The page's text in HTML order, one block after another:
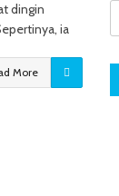
dingin
ia
More